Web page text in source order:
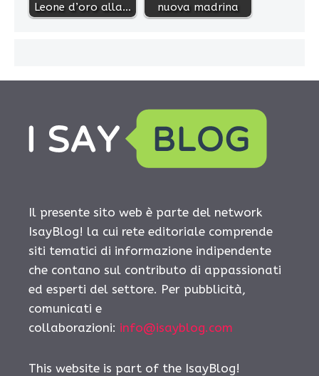
Leone d’oro alla…
nuova madrina
Il presente sito web è parte del network
IsayBlog! la cui rete editoriale comprende
siti tematici di informazione indipendente
che contano sul contributo di appassionati
ed esperti del settore. Per pubblicità,
comunicati e
collaborazioni: info@isayblog.com
This website is part of the IsayBlog!